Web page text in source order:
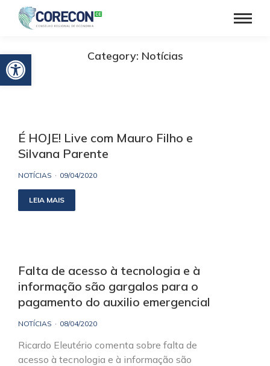
Barra de Ferramentas Aberta Category: Notícias
É HOJE! Live com Mauro Filho e
Silvana Parente
NOTÍCIAS 09/04/2020
LEIA MAIS
Falta de acesso à tecnologia e à
informação são gargalos para o
pagamento do auxilio emergencial
NOTÍCIAS 08/04/2020
Ricardo Eleutério comenta sobre falta de
acesso à tecnologia e à informação são